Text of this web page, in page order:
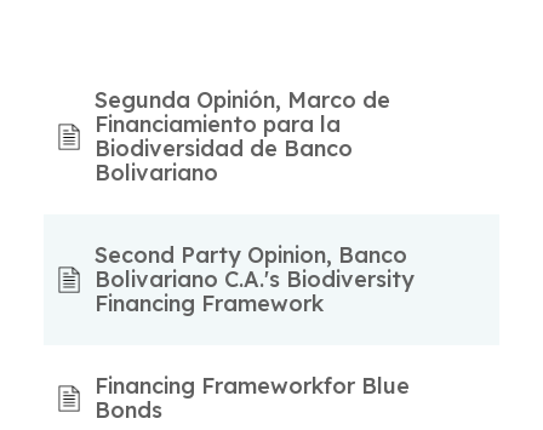
Segunda Opinión, Marco de
Financiamiento para la
Biodiversidad de Banco
Bolivariano
Second Party Opinion, Banco
Bolivariano C.A.'s Biodiversity
Financing Framework
Financing Frameworkfor Blue
Bonds